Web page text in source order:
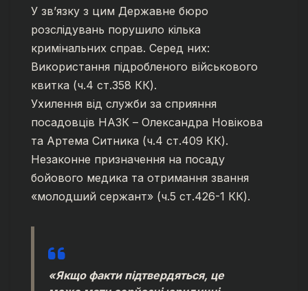
У зв’язку з цим Державне бюро
розслідувань порушило кілька
кримінальних справ. Серед них:
Використання підробленого військового
квитка (ч.4 ст.358 КК).
Ухилення від служби за сприяння
посадовців НАЗК – Олександра Новікова
та Артема Ситника (ч.4 ст.409 КК).
Незаконне призначення на посаду
бойового медика та отримання звання
«молодший сержант» (ч.5 ст.426-1 КК).
«Якщо факти підтвердяться, це